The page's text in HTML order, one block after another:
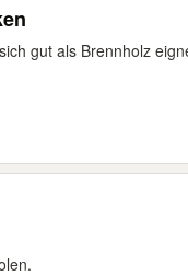
gut als Brennholz